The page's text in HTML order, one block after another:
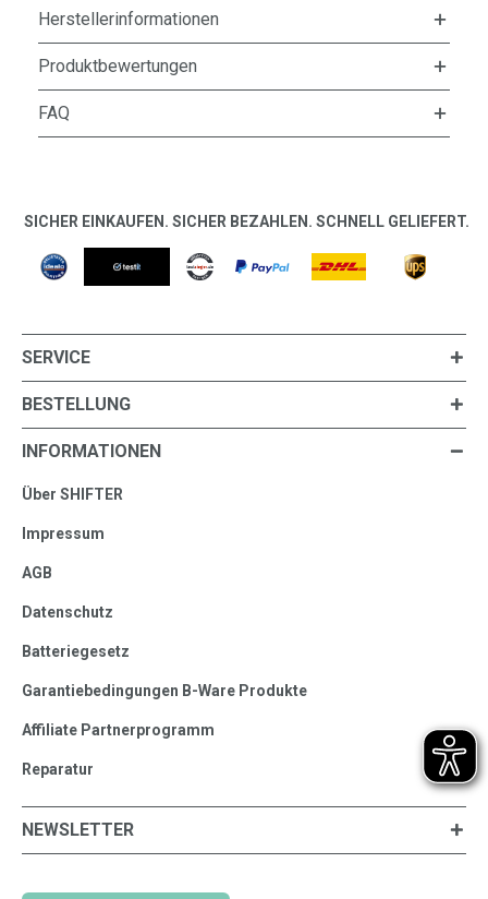
Herstellerinformationen
Produktbewertungen
FAQ
SICHER EINKAUFEN. SICHER BEZAHLEN. SCHNELL GELIEFERT.
SERVICE
BESTELLUNG
INFORMATIONEN
Über SHIFTER
Impressum
AGB
Datenschutz
Batteriegesetz
Garantiebedingungen B-Ware Produkte
Affiliate Partnerprogramm
Reparatur
NEWSLETTER